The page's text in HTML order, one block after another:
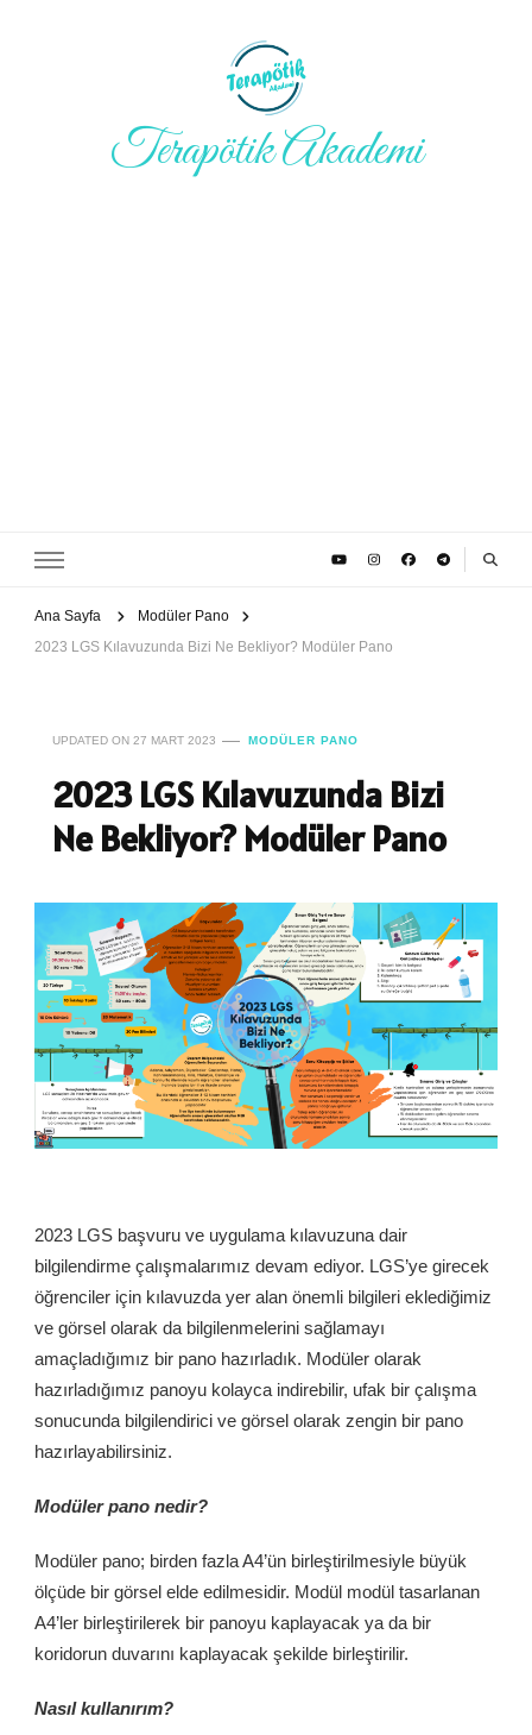
Terapötik Akademi
Ana Sayfa
Modüler Pano
2023 LGS Kılavuzunda Bizi Ne Bekliyor? Modüler Pano
UPDATED ON 27 MART 2023 MODÜLER PANO
2023 LGS Kılavuzunda Bizi
Ne Bekliyor? Modüler Pano
2023 LGS başvuru ve uygulama kılavuzuna dair
bilgilendirme çalışmalarımız devam ediyor. LGS’ye girecek
öğrenciler için kılavuzda yer alan önemli bilgileri eklediğimiz
ve görsel olarak da bilgilenmelerini sağlamayı
amaçladığımız bir pano hazırladık. Modüler olarak
hazırladığımız panoyu kolayca indirebilir, ufak bir çalışma
sonucunda bilgilendirici ve görsel olarak zengin bir pano
hazırlayabilirsiniz.
Modüler pano nedir?
Modüler pano; birden fazla A4’ün birleştirilmesiyle büyük
ölçüde bir görsel elde edilmesidir. Modül modül tasarlanan
A4’ler birleştirilerek bir panoyu kaplayacak ya da bir
koridorun duvarını kaplayacak şekilde birleştirilir.
Nasıl kullanırım?